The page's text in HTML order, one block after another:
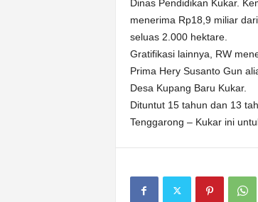
Dinas Pendidikan Kukar.
menerima Rp18,9 miliar
seluas 2.000 hektare.
Gratifikasi lainnya, RW
Prima Hery Susanto Gun
Desa Kupang Baru Kukar.
Dituntut 15 tahun dan 13
Tenggarong – Kukar ini